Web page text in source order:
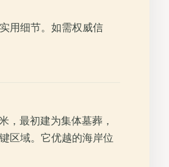
用细节。如需权威信
，最初建为集体墓葬，
区域。它优越的海岸位